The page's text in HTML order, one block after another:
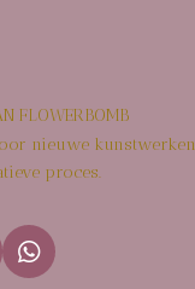
FLOWERBOMB
nieuwe kunstwerken,
proces.
W